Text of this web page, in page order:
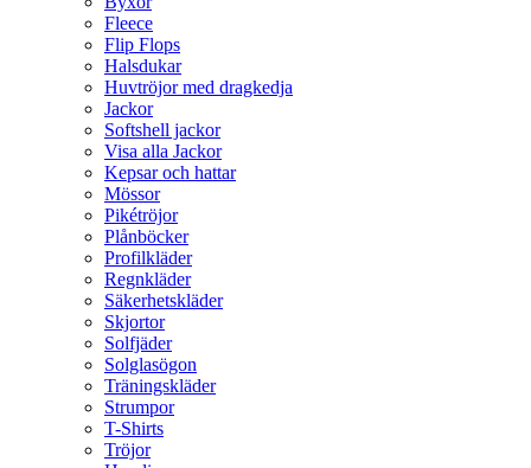
Fleece
Flip Flops
Halsdukar
Huvtröjor med dragkedja
Jackor
Softshell jackor
Visa alla Jackor
Kepsar och hattar
Mössor
Pikétröjor
Plånböcker
Profilkläder
Regnkläder
Säkerhetskläder
Skjortor
Solfjäder
Solglasögon
Träningskläder
Strumpor
T-Shirts
Tröjor